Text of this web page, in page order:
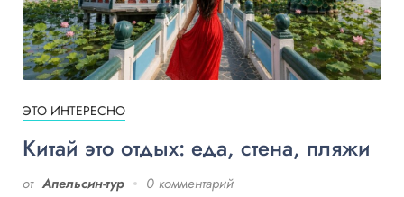
ЭТО ИНТЕРЕСНО
Китай это отдых: еда, стена, пляжи
от Апельсин-тур 0 комментарий